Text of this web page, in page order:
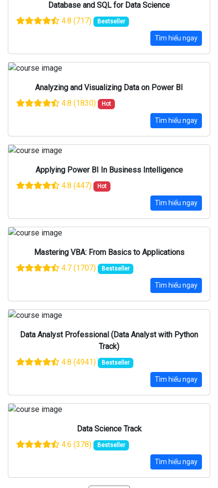
Database and SQL for Data Science
4.8 (717) Bestseller
Tìm hiểu ngay
Analyzing and Visualizing Data on Power BI
4.8 (1830) Hot
Tìm hiểu ngay
Applying Power BI In Business Intelligence
4.8 (447) Hot
Tìm hiểu ngay
Mastering VBA: From Basics to Applications
4.7 (1707) Bestseller
Tìm hiểu ngay
Data Analyst Professional (Data Analyst with Python
Track)
4.8 (4941) Bestseller
Tìm hiểu ngay
Data Science Track
4.6 (378) Bestseller
Tìm hiểu ngay